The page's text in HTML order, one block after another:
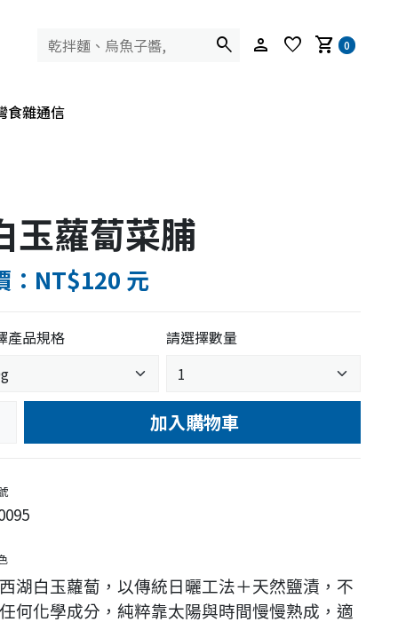
search person favorite shopping_cart 0
食雜通信
玉蘿蔔菜脯
：NT$120 元
產品規格 請選擇數量
加入購物車
湖白玉蘿蔔，以傳統日曬工法＋天然鹽漬，不
何化學成分，純粹靠太陽與時間慢慢熟成，適